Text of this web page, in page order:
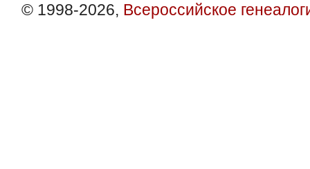
© 1998-2026, Всероссийское